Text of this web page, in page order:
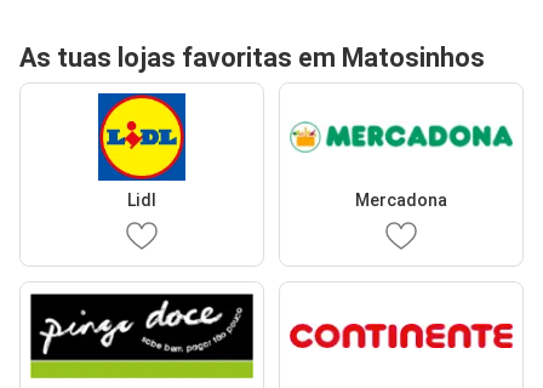
As tuas lojas favoritas em Matosinhos
Lidl Mercadona